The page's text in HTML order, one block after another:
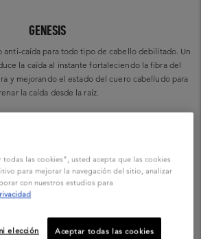
GENESIS
anti-caída para todo tipo de cabello debilitado. Un
la caída al instante fortaleciendo la fibra del
y mejorando el estado del cuero cabelludo para
la caída desde la raíz.
todas las cookies”, usted acepta que las cookies
para mejorar la navegación del sitio, analizar
con nuestros estudios para
Aceptar todas las cookies
elección